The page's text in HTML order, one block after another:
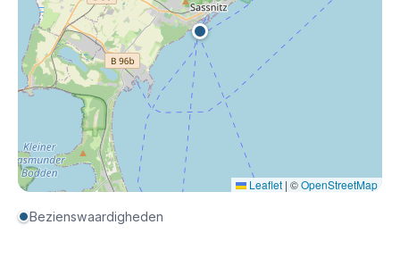
Leaflet | ©OpenStreetMap
Bezienswaardigheden